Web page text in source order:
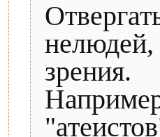
нелюдей,
зрения.